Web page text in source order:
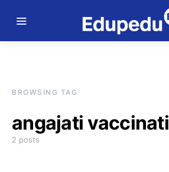
BROWSING TAG
angajati vaccinati
2 posts